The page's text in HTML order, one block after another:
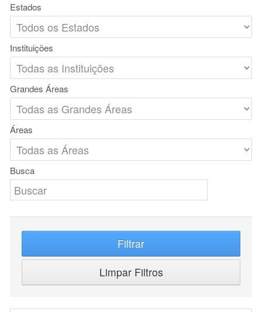
Estados
Instituições
Grandes Áreas
Áreas
Busca
Filtrar
Limpar Filtros